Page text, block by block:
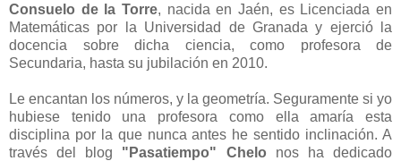
Consuelo de la Torre, nacida en Jaén, es Licenciada en
Matemáticas por la Universidad de Granada y ejerció la
docencia sobre dicha ciencia, como profesora de
Secundaria, hasta su jubilación en 2010.
Le encantan los números, y la geometría. Seguramente si yo
hubiese tenido una profesora como ella amaría esta
disciplina por la que nunca antes he sentido inclinación. A
través del blog "Pasatiempo" Chelo nos ha dedicado